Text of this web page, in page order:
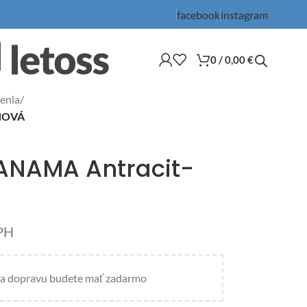
facebookinstagram
0 /0,00€
/
Antracit-
dopravu budete mať zadarmo